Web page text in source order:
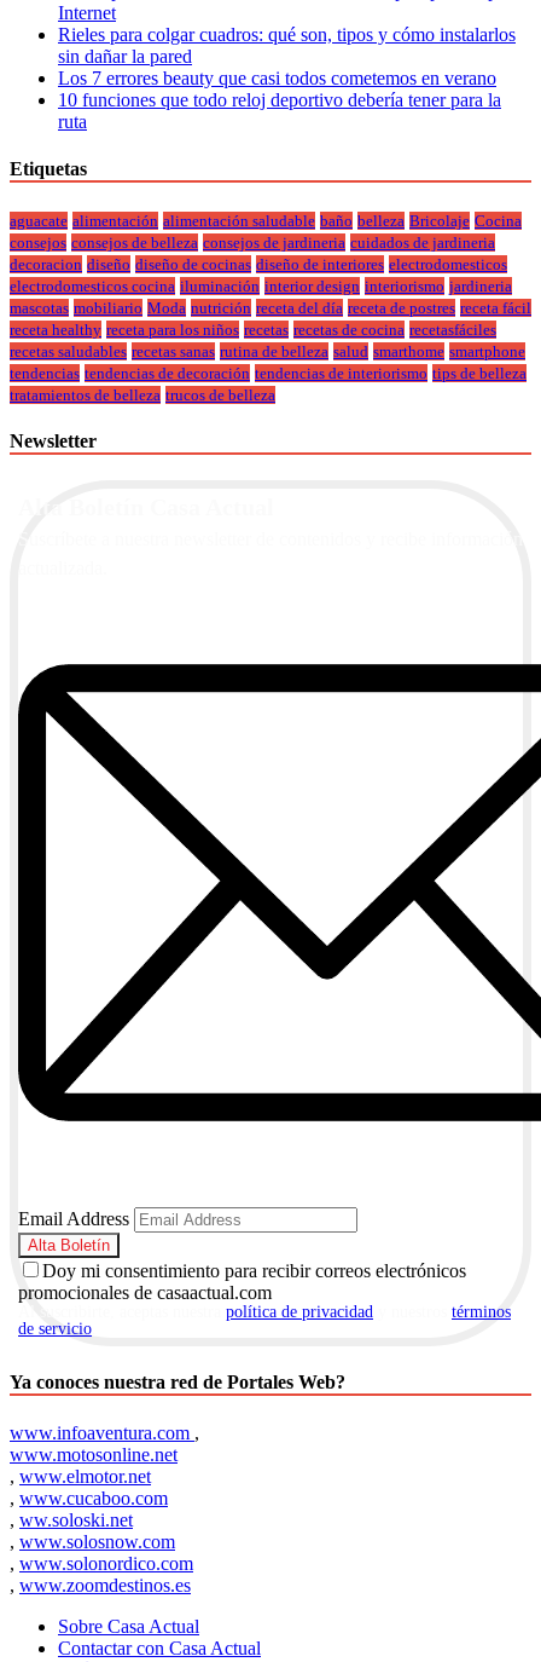
Internet
Rieles para colgar cuadros: qué son, tipos y cómo instalarlos
sin dañar la pared
Los 7 errores beauty que casi todos cometemos en verano
10 funciones que todo reloj deportivo debería tener para la
ruta
Etiquetas
aguacate alimentación alimentación saludable baño belleza Bricolaje Cocina
consejos consejos de belleza consejos de jardineria cuidados de jardineria
decoracion diseño diseño de cocinas diseño de interiores electrodomesticos
electrodomesticos cocina iluminación interior design interiorismo jardineria
mascotas mobiliario Moda nutrición receta del día receta de postres receta fácil
receta healthy receta para los niños recetas recetas de cocina recetasfáciles
recetas saludables recetas sanas rutina de belleza salud smarthome smartphone
tendencias tendencias de decoración tendencias de interiorismo tips de belleza
tratamientos de belleza trucos de belleza
Newsletter
Email Address
Doy mi consentimiento para recibir correos electrónicos
promocionales de casaactual.com
política de privacidad
términos
de servicio
Ya conoces nuestra red de Portales Web?
www.infoaventura.com ,
www.motosonline.net
, www.elmotor.net
, www.cucaboo.com
, ww.soloski.net
, www.solosnow.com
, www.solonordico.com
, www.zoomdestinos.es
Sobre Casa Actual
Contactar con Casa Actual